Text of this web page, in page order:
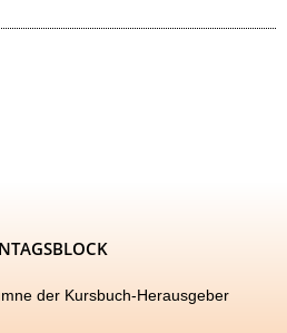
der Kursbuch-Herausgeber